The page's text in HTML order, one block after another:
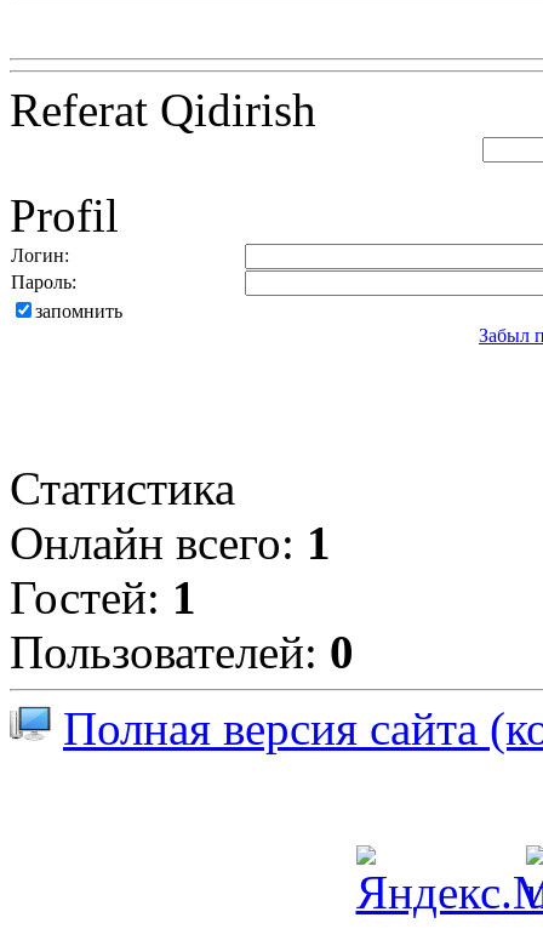
Referat Qidirish
Profil
Логин:
Пароль:
запомнить
Забыл
Статистика
Онлайн всего: 1
Гостей: 1
Пользователей: 0
Полная версия сайта